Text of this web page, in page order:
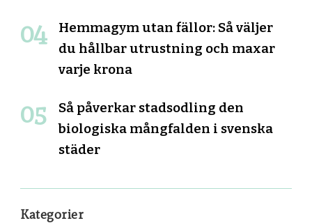
Hemmagym utan fällor: Så väljer
du hållbar utrustning och maxar
varje krona
Så påverkar stadsodling den
biologiska mångfalden i svenska
städer
Kategorier